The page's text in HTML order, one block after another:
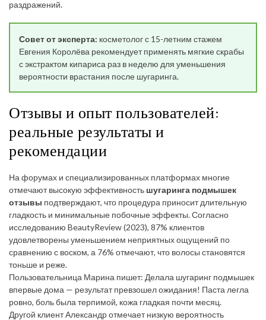
раздражений.
Совет от эксперта: косметолог с 15-летним стажем
Евгения Королёва рекомендует применять мягкие скрабы
с экстрактом кипариса раз в неделю для уменьшения
вероятности врастания после шугаринга.
Отзывы и опыт пользователей:
реальные результаты и
рекомендации
На форумах и специализированных платформах многие
отмечают высокую эффективность шугаринга подмышек
отзывы подтверждают, что процедура приносит длительную
гладкость и минимальные побочные эффекты. Согласно
исследованию BeautyReview (2023), 87% клиентов
удовлетворены уменьшением неприятных ощущений по
сравнению с воском, а 76% отмечают, что волосы становятся
тоньше и реже.
Пользовательница Марина пишет: Делала шугаринг подмышек
впервые дома — результат превзошел ожидания! Паста легла
ровно, боль была терпимой, кожа гладкая почти месяц.
Другой клиент Александр отмечает низкую вероятность